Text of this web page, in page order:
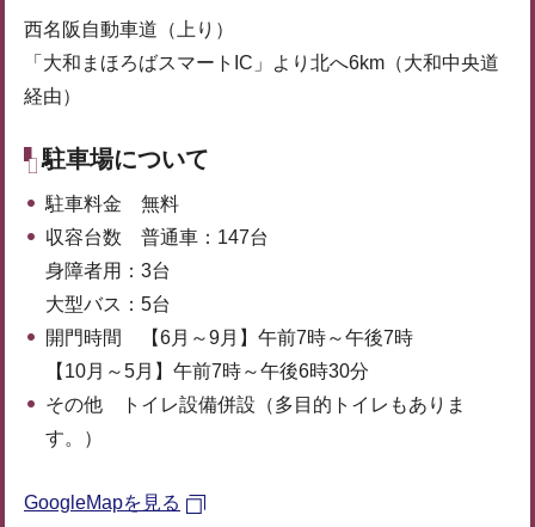
西名阪自動車道（上り）
「大和まほろばスマートIC」より北へ6km（大和中央道
経由）
駐車場について
駐車料金 無料
収容台数 普通車：147台
身障者用：3台
大型バス：5台
開門時間 【6月～9月】午前7時～午後7時
【10月～5月】午前7時～午後6時30分
その他 トイレ設備併設（多目的トイレもありま
す。）
GoogleMapを見る